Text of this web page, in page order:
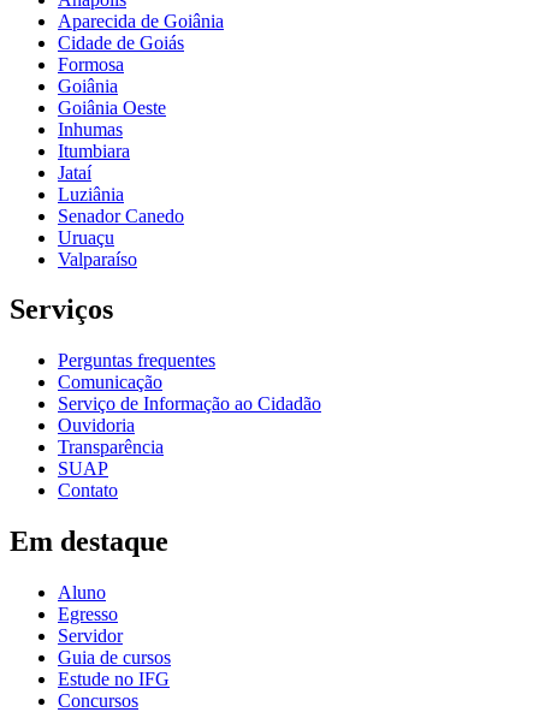
Aparecida de Goiânia
Cidade de Goiás
Formosa
Goiânia
Goiânia Oeste
Inhumas
Itumbiara
Jataí
Luziânia
Senador Canedo
Uruaçu
Valparaíso
Serviços
Perguntas frequentes
Comunicação
Serviço de Informação ao Cidadão
Ouvidoria
Transparência
SUAP
Contato
Em destaque
Aluno
Egresso
Servidor
Guia de cursos
Estude no IFG
Concursos